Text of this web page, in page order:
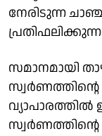
നേരിടുന്ന
സമാനമായി
വ്യാപാരത്തിൽ